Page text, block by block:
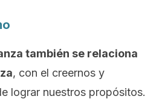
también se relaciona
, con el creernos y
lograr nuestros propósitos.